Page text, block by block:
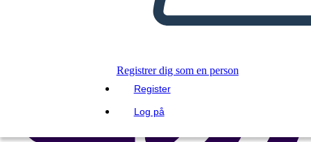
Registrer dig som en person
Register
Log på